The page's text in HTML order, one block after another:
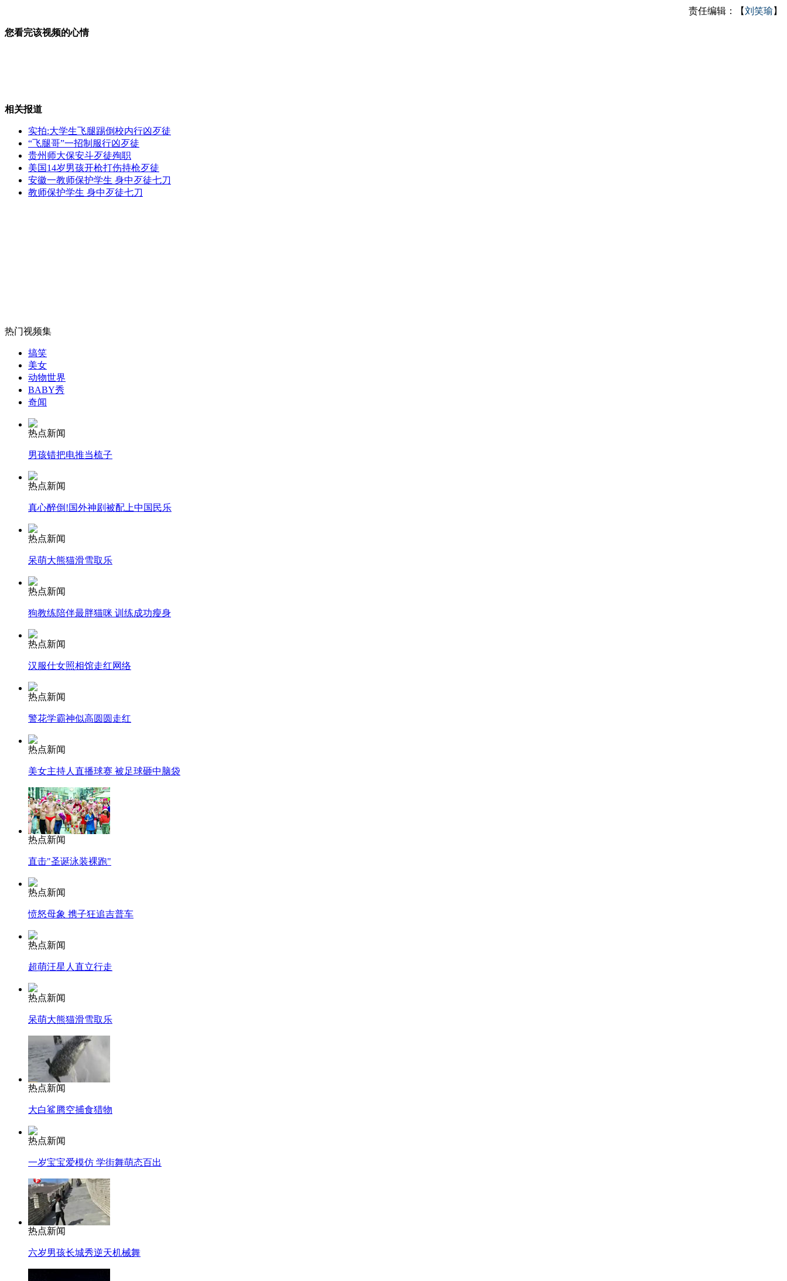
山体滑坡 "最美农妇"勇拦火车
中国首例"设计"试管婴儿诞生
无痛分娩是否安全 医生回应
外交部：反对强权政治霸凌主义
外交部：有关国家言论片面不公正
安徽一实载49人客车翻车
走！跟着总书记去植树
消防员救轻生者
纽约上演“枕头大战”
司机酒驾遇交警 急速倒车逃窜
责任编辑：【刘笑瑜 】
您看完该视频的心情
相关报道
实拍:大学生飞腿踢倒校内行凶歹徒
“飞腿哥”一招制服行凶歹徒
贵州师大保安斗歹徒殉职
美国14岁男孩开枪打伤持枪歹徒
安徽一教师保护学生 身中歹徒七刀
教师保护学生 身中歹徒七刀
热门视频集
搞笑
美女
动物世界
BABY秀
奇闻
热点新闻
男孩错把电推当梳子
热点新闻
真心醉倒!国外神剧被配上中国民乐
热点新闻
呆萌大熊猫滑雪取乐
热点新闻
狗教练陪伴最胖猫咪 训练成功瘦身
热点新闻
汉服仕女照相馆走红网络
热点新闻
警花学霸神似高圆圆走红
热点新闻
美女主持人直播球赛 被足球砸中脑袋
热点新闻
直击"圣诞泳装裸跑"
热点新闻
愤怒母象 携子狂追吉普车
热点新闻
超萌汪星人直立行走
热点新闻
呆萌大熊猫滑雪取乐
热点新闻
大白鲨腾空捕食猎物
热点新闻
一岁宝宝爱模仿 学街舞萌态百出
热点新闻
六岁男孩长城秀逆天机械舞